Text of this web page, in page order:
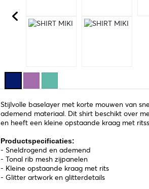
Stijlvolle baselayer met korte mouwen van
ademend materiaal. Dit shirt beschikt over
en heeft een kleine opstaande kraag met
Productspecificaties:
- Sneldrogend en ademend
- Tonal rib mesh zijpanelen
- Kleine opstaande kraag met rits
- Glitter artwork en glitterdetails